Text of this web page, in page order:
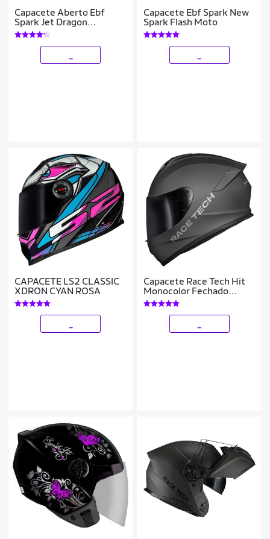
Capacete Aberto Ebf
Spark Jet Dragon
Vermelho Masculino e
Feminino Moto
Motoqueiro Motociclista
Capacete Ebf Spark New
Spark Flash Moto
CAPACETE LS2 CLASSIC
XDRON CYAN ROSA
Capacete Race Tech Hit
Monocolor Fechado
Tamanho:62;Cor: